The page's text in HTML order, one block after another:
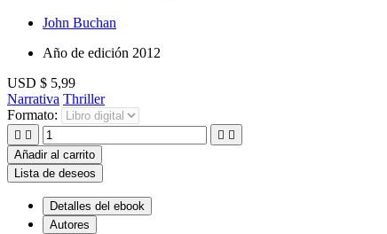
John Buchan
Año de edición 2012
USD $ 5,99
Narrativa Thriller
Formato:
   
Añadir al carrito
Lista de deseos
Detalles del ebook
Autores